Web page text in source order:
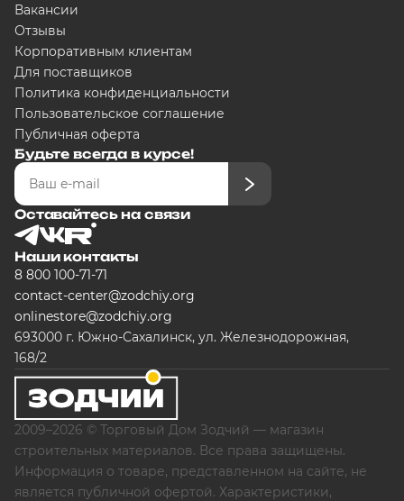
Вакансии
Отзывы
Корпоративным клиентам
Для поставщиков
Политика конфиденциальности
Пользовательское соглашение
Публичная оферта
Будьте всегда в курсе!
Оставайтесь на связи
Наши контакты
8 800 100-71-71
contact-center@zodchiy.org
onlinestore@zodchiy.org
693000 г. Южно-Сахалинск, ул. Железнодорожная,
168/2
2009–2026 © Торговый Дом Зодчий — магазин
строительных материалов. Все права защищены.
Информация о товаре, представленном на сайте, не
является публичной офертой. Характеристики,